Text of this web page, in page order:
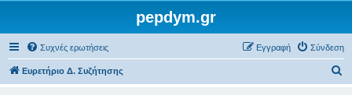
pepdym.gr
Συχνές ερωτήσεις Σύνδεση
Εγγραφή
Ευρετήριο Δ. Συζήτησης